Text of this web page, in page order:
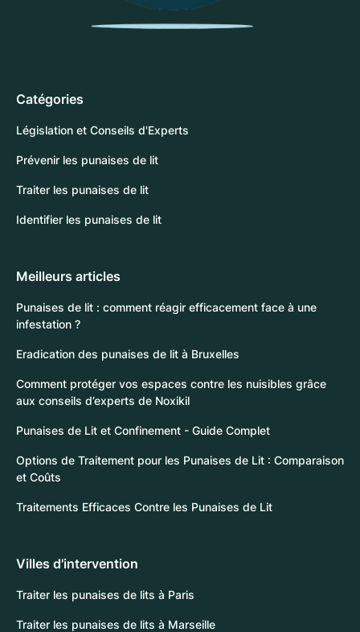
Catégories
Législation et Conseils d'Experts
Prévenir les punaises de lit
Traiter les punaises de lit
Identifier les punaises de lit
Meilleurs articles
Punaises de lit : comment réagir efficacement face à une
infestation ?
Eradication des punaises de lit à Bruxelles
Comment protéger vos espaces contre les nuisibles grâce
aux conseils d’experts de Noxikil
Punaises de Lit et Confinement - Guide Complet
Options de Traitement pour les Punaises de Lit : Comparaison
et Coûts
Traitements Efficaces Contre les Punaises de Lit
Villes d'intervention
Traiter les punaises de lits à Paris
Traiter les punaises de lits à Marseille